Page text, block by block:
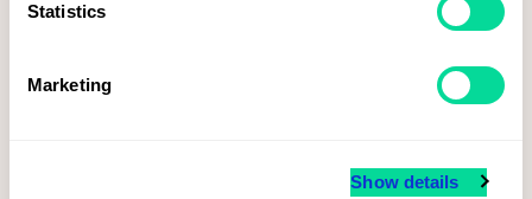
Statistics
Marketing
Show details
Voky tecknar ramavtal med Svenska Spel inom brand merchandise